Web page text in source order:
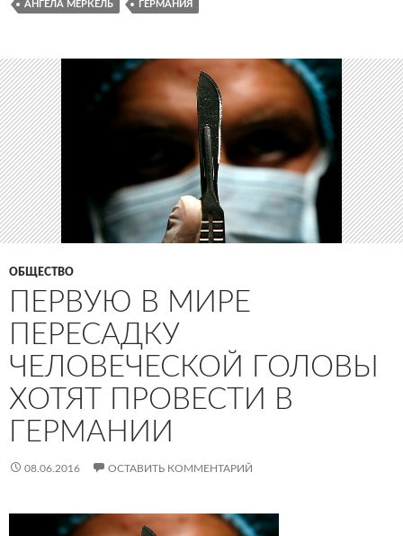
АНГЕЛА МЕРКЕЛЬ ГЕРМАНИЯ
ОБЩЕСТВО
ПЕРВУЮ В МИРЕ
ПЕРЕСАДКУ
ЧЕЛОВЕЧЕСКОЙ ГОЛОВЫ
ХОТЯТ ПРОВЕСТИ В
ГЕРМАНИИ
08.06.2016 ОСТАВИТЬ КОММЕНТАРИЙ